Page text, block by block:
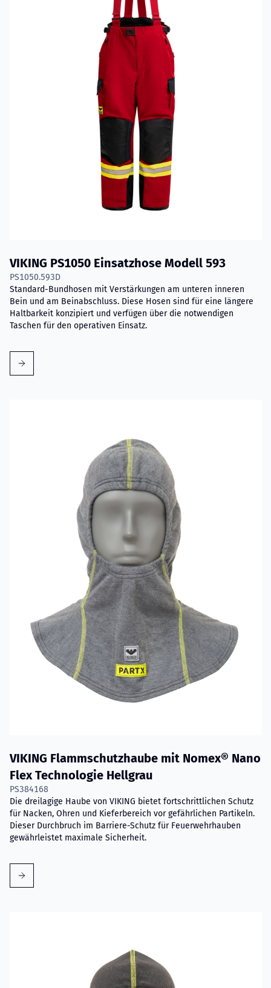
VIKING PS1050 Einsatzhose Modell 593
PS1050.593D
Standard-Bundhosen mit Verstärkungen am unteren inneren
Bein und am Beinabschluss. Diese Hosen sind für eine längere
Haltbarkeit konzipiert und verfügen über die notwendigen
Taschen für den operativen Einsatz.
VIKING Flammschutzhaube mit Nomex® Nano
Flex Technologie Hellgrau
PS384168
Die dreilagige Haube von VIKING bietet fortschrittlichen Schutz
für Nacken, Ohren und Kieferbereich vor gefährlichen Partikeln.
Dieser Durchbruch im Barriere-Schutz für Feuerwehrhauben
gewährleistet maximale Sicherheit.